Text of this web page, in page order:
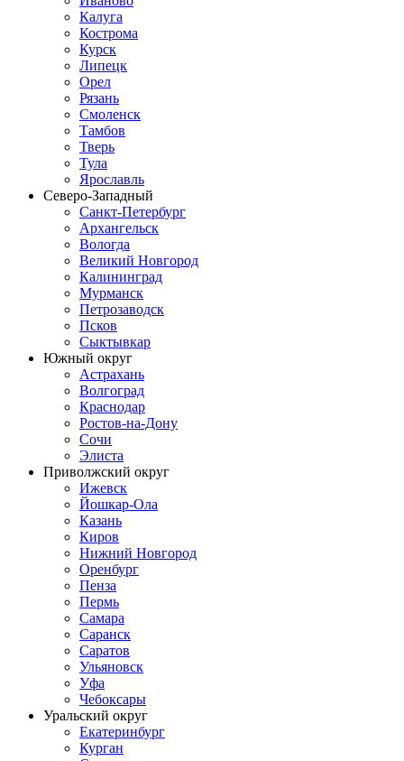
Калуга
Кострома
Курск
Липецк
Орел
Рязань
Смоленск
Тамбов
Тверь
Тула
Ярославль
Северо-Западный
Санкт-Петербург
Архангельск
Вологда
Великий Новгород
Калининград
Мурманск
Петрозаводск
Псков
Сыктывкар
Южный округ
Астрахань
Волгоград
Краснодар
Ростов-на-Дону
Сочи
Элиста
Приволжский округ
Ижевск
Йошкар-Ола
Казань
Киров
Нижний Новгород
Оренбург
Пенза
Пермь
Самара
Саранск
Саратов
Ульяновск
Уфа
Чебоксары
Уральский округ
Екатеринбург
Курган